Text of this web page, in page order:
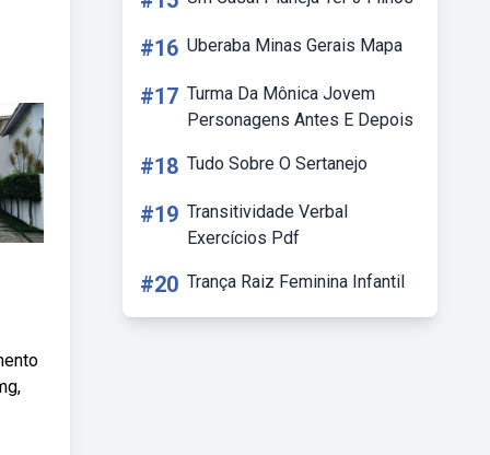
#16 Uberaba Minas Gerais Mapa
#17 Turma Da Mônica Jovem
Personagens Antes E Depois
#18 Tudo Sobre O Sertanejo
#19 Transitividade Verbal
Exercícios Pdf
#20 Trança Raiz Feminina Infantil